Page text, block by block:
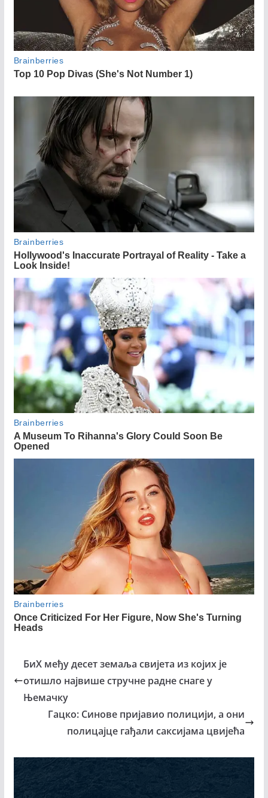
БиХ међу десет земаља свијета из којих је
отишло највише стручне радне снаге у
Њемачку
Гацко: Синове пријавио полицији, а они
полицајце гађали саксијама цвијећа